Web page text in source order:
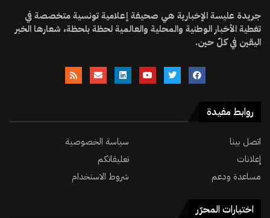
جريدة عليسة الإخبارية هي صحيفة إعلامية تونسية متخصصة في
تغطية الأخبار الوطنية والمحلية والعالمية لحظة بلحظة، شعارها الخبر
اليقين في كلّ حين.
روابط مفيدة
اتصل بينا
سياسة الخصوصية
إعلانات
تعليقاتكم
مساعدة ودعم
شروط الاستخدام
اختيارات المحرّر